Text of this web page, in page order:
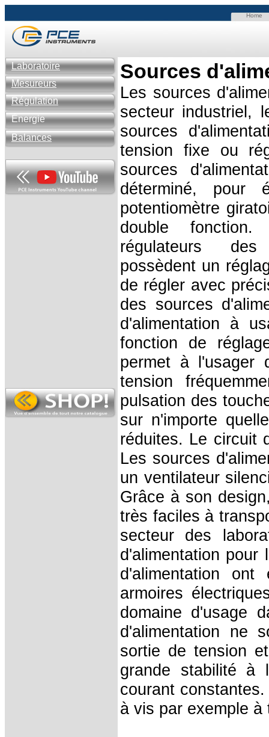
Home
Laboratoire
Mesureurs
Régulation
Énergie
Balances
Sources
Les sources
secteur industriel,
sources
tension fixe ou
sources
déterminé, pour
potentiomètre
double
régulateurs des
possèdent un
de régler avec
des sources
d'alimentation à
fonction de
permet à l'usager
tension
pulsation des
sur n'importe
réduites. Le circuit
Les sources
un ventilateur
Grâce à son
très faciles à
secteur des
d'alimentation
d'alimentation
armoires
domaine d'usage
d'alimentation ne
sortie de tension
grande stabilité à
courant
à vis par exemple